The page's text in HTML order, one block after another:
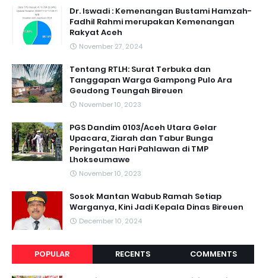
Dr. Iswadi : Kemenangan Bustami Hamzah-
Fadhil Rahmi merupakan Kemenangan
Rakyat Aceh
November 27, 2024
Tentang RTLH: Surat Terbuka dan
Tanggapan Warga Gampong Pulo Ara
Geudong Teungah Bireuen
November 10, 2023
PGS Dandim 0103/Aceh Utara Gelar
Upacara, Ziarah dan Tabur Bunga
Peringatan Hari Pahlawan di TMP
Lhokseumawe
November 10, 2023
Sosok Mantan Wabub Ramah Setiap
Warganya, Kini Jadi Kepala Dinas Bireuen
December 10, 2024
POPULAR RECENTS COMMENTS